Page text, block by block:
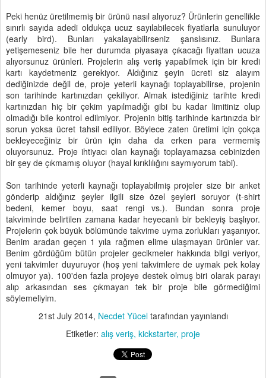
Peki henüz üretilmemiş bir ürünü nasıl alıyoruz? Ürünlerin genellikle
sınırlı sayıda adedi oldukça ucuz sayılabilecek fiyatlarla sunuluyor
(early bird). Bunları yakalayabilirseniz şanslısınız. Bunlara
yetişemeseniz bile her durumda piyasaya çıkacağı fiyattan ucuza
alıyorsunuz ürünleri. Projelerin alış veriş yapabilmek için bir kredi
kartı kaydetmeniz gerekiyor. Aldığınız şeyin ücreti siz alayım
dediğinizde değil de, proje yeterli kaynağı toplayabilirse, projenin
son tarihinde kartınızdan çekiliyor. Almak istediğiniz tarihte kredi
kartınızdan hiç bir çekim yapılmadığı gibi bu kadar limitiniz olup
olmadığı bile kontrol edilmiyor. Projenin bitiş tarihinde kartınızda bir
sorun yoksa ücret tahsil ediliyor. Böylece zaten üretimi için çokça
bekleyeceğiniz bir ürün için daha da erken para vermemiş
oluyorsunuz. Proje ihtiyacı olan kaynağı toplayamazsa cebinizden
bir şey de çıkmamış oluyor (hayal kırıklılığını saymıyorum tabi).
Son tarihinde yeterli kaynağı toplayabilmiş projeler size bir anket
gönderip aldığınız şeyler ilgili size özel şeyleri soruyor (t-shirt
bedeni, kemer boyu, saat rengi vs.). Bundan sonra proje
takviminde belirtilen zamana kadar heyecanlı bir bekleyiş başlıyor.
Projelerin çok büyük bölümünde takvime uyma zorlukları yaşanıyor.
Benim aradan geçen 1 yıla rağmen elime ulaşmayan ürünler var.
Benim gördüğüm bütün projeler gecikmeler hakkında bilgi veriyor,
yeni takvimler duyuruyor (hoş yeni takvimlere de uymak pek kolay
olmuyor ya). 100'den fazla projeye destek olmuş biri olarak parayı
alıp arkasından ses çıkmayan tek bir proje bile görmediğimi
söylemeliyim.
21st July 2014, Necdet Yüceltarafından yayınlandı
Etiketler: alış veriş kickstarter proje